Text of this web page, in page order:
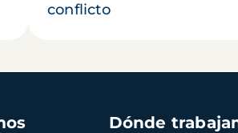
conflicto
Dónde